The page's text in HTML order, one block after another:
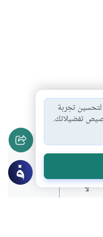
المحتوى؟
لا
تجربة
تفضيلاتك.